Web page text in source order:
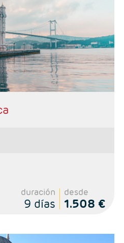
noches en Capadocia, 1 noche en
Esmirna y 1 noche Canakkale
Semilujo y Lujo
duración
9 días
desde
1.508 €